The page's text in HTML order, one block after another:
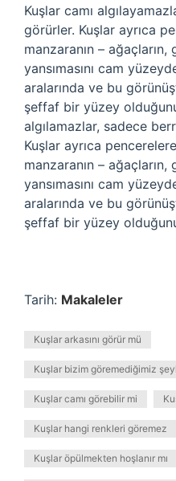
Kuşlar camı
görürler. Kuşlar ayrıca
manzaranın –
yansımasını cam
aralarında ve bu
şeffaf bir yüzey
algılamazlar, sadece
Kuşlar ayrıca
manzaranın –
yansımasını cam
aralarında ve bu
şeffaf bir yüzey
Tarih: Makaleler
Kuşlar arkasını görür mü
Kuşlar bizim göremediğimiz
Kuşlar camı görebilir mi
Kuşlar hangi renkleri göremez
Kuşlar öpülmekten hoşlanır mı